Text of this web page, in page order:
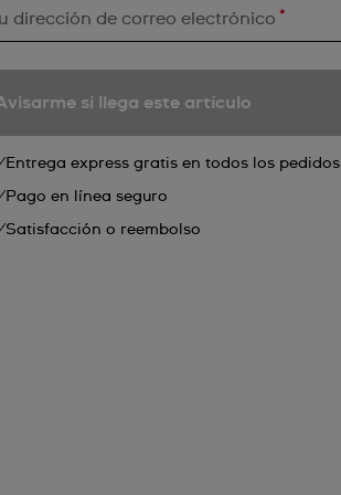
dirección de correo electrónico *
si llega este artículo
Entrega express gratis en todos los pedidos
Pago en línea seguro
Satisfacción o reembolso